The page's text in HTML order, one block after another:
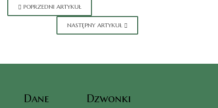
POPRZEDNI ARTYKUŁ
NASTĘPNY ARTYKUŁ
Dane
Dzwonki